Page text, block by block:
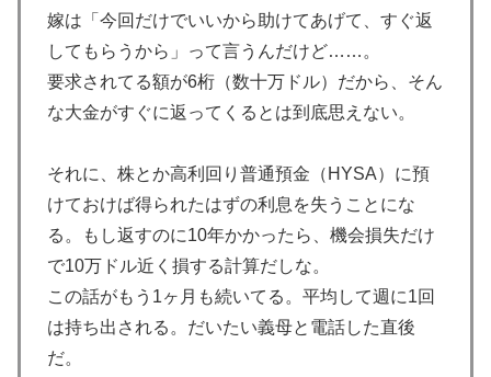
▶ 「これ以上続けるならケーキは無しだよ」娘のロウソク
を何度も吹き消した7歳、その日だけ皿が回ってこなか
った
▶ 韓国人「韓国サッカー協会、外国人審判に“性接待”報
か？」「日本人が言ってたこと正しかったね・・・...
▶ インドネシアの西パプアでアメリカ人パイロット殺害を
武装組織が主張。
▶ 【海外の反応】アルゼンチン協会、FIFA会長に断固たる
支持を表明「隠す気もないんだなｗ」
▶ 大地震が起きても手術をやり遂げる日本の医療チーム、
海外でも凄すぎると絶賛
嫁は「今回だけでいいから助けてあげて、すぐ返
してもらうから」って言うんだけど……。
要求されてる額が6桁（数十万ドル）だから、そん
な大金がすぐに返ってくるとは到底思えない。
それに、株とか高利回り普通預金（HYSA）に預
けておけば得られたはずの利息を失うことにな
る。もし返すのに10年かかったら、機会損失だけ
で10万ドル近く損する計算だしな。
この話がもう1ヶ月も続いてる。平均して週に1回
は持ち出される。だいたい義母と電話した直後
だ。